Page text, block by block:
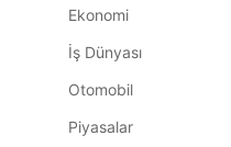
Ekonomi
İş Dünyası
Otomobil
Piyasalar